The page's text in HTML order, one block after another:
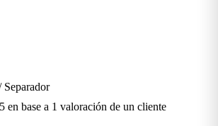
Separador
en base a 1 valoración de un cliente